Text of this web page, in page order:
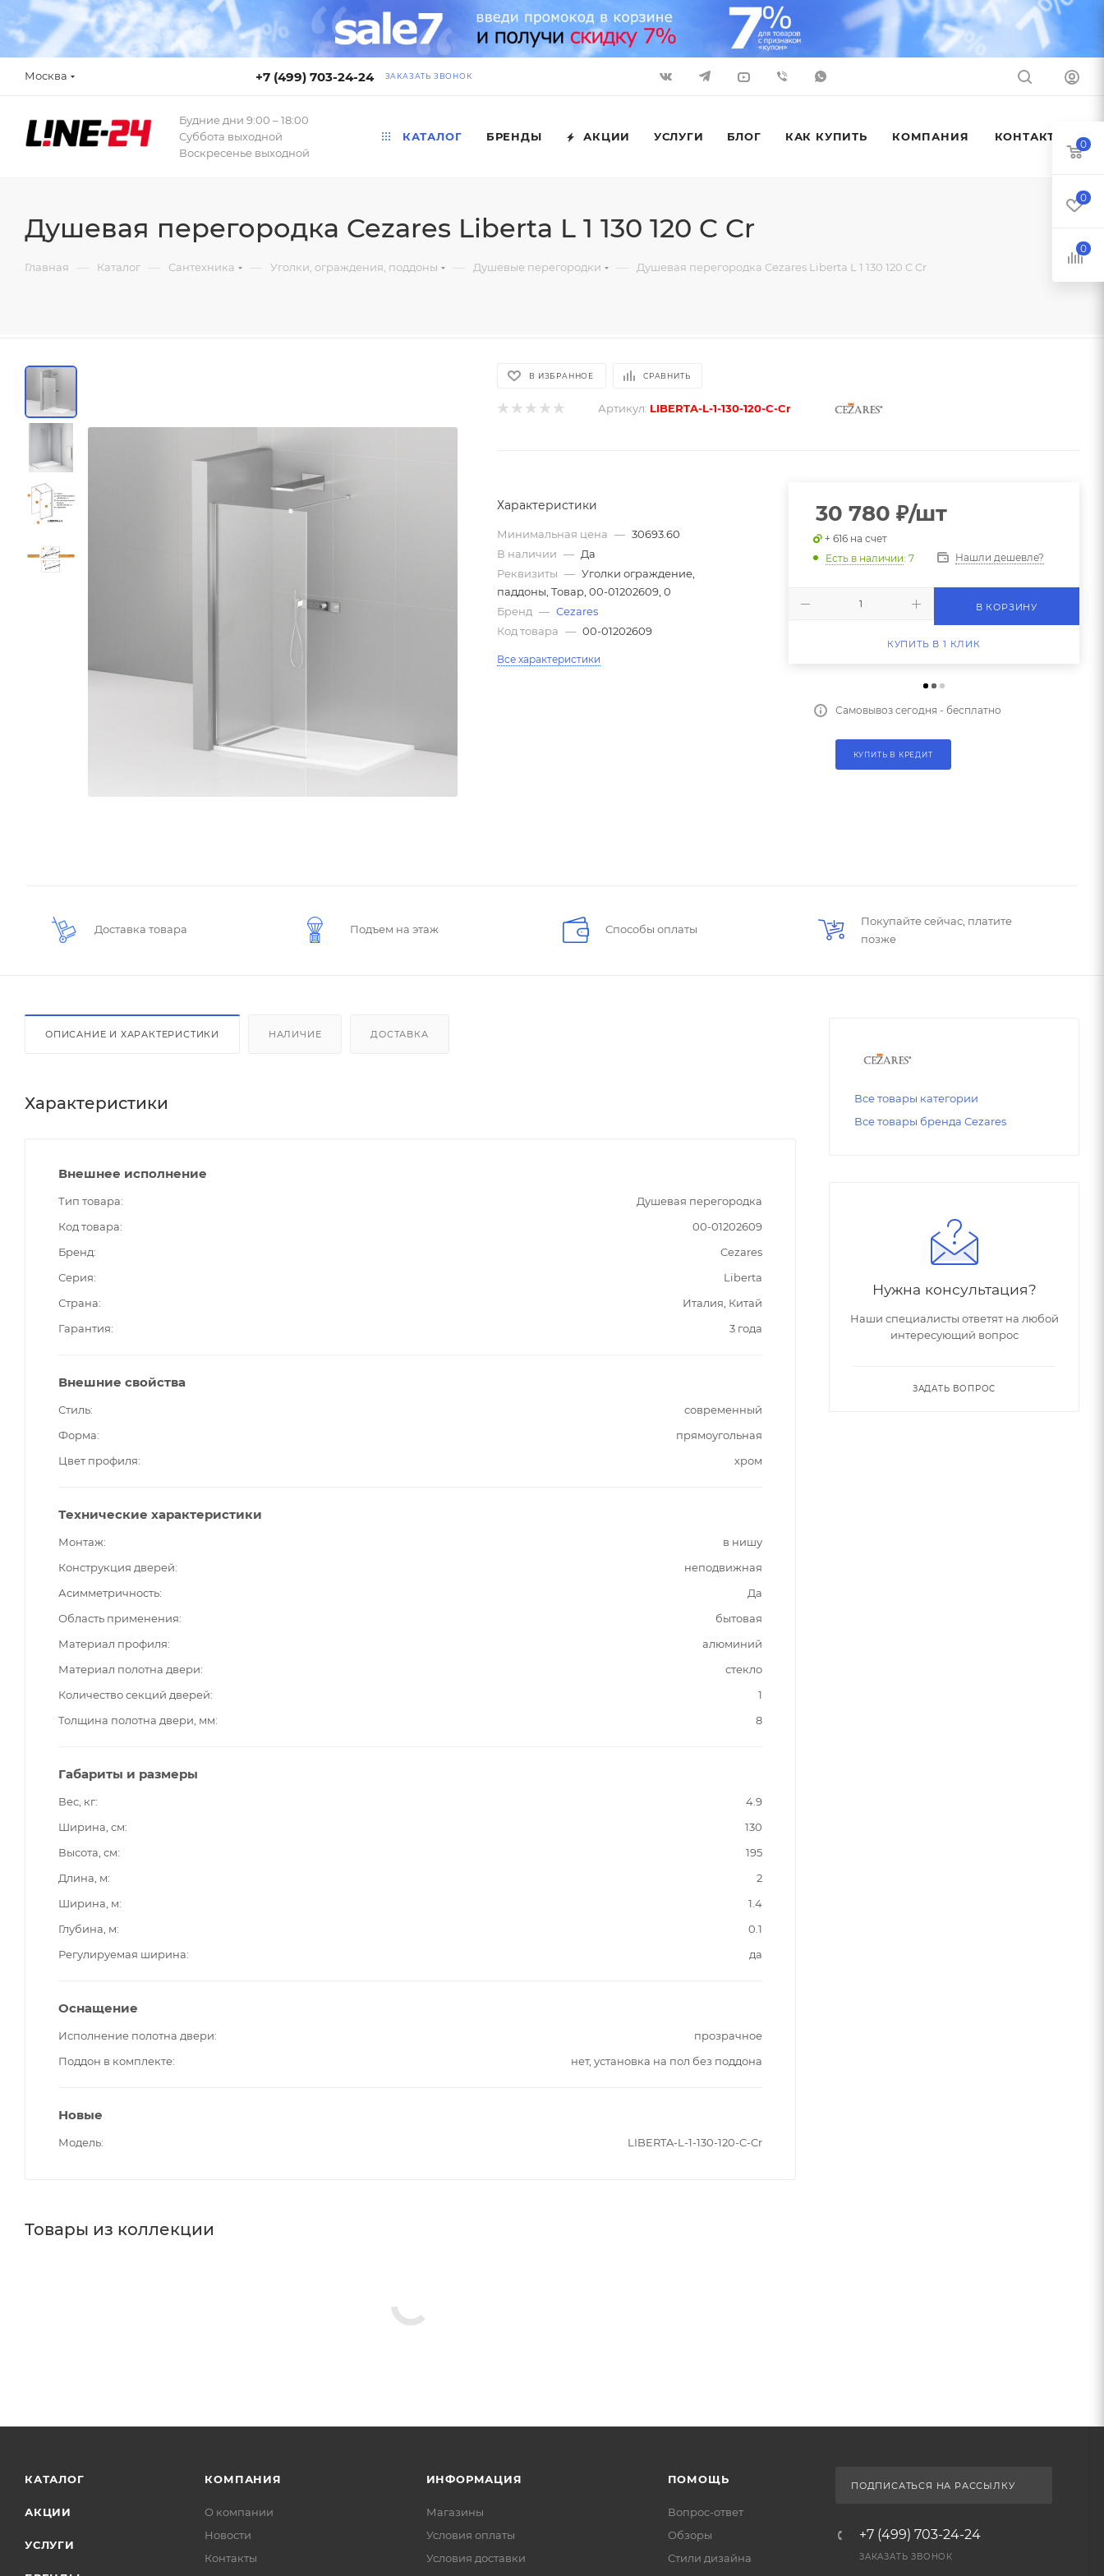
Москва +7 (499) 703-24-24 ЗАКАЗАТЬ ЗВОНОК
Будние дни 9:00 – 18:00
Суббота выходной
Воскресенье выходной
КАТАЛОГ БРЕНДЫ АКЦИИ УСЛУГИ БЛОГ КАК КУПИТЬ КОМПАНИЯ КОНТАКТЫ
Душевая перегородка Cezares Liberta L 1 130 120 C Cr
Главная — Каталог — Сантехника — Уголки, ограждения, поддоны — Душевые перегородки — Душевая перегородка Cezares Liberta L 1 130 120 C Cr
В ИЗБРАННОЕ СРАВНИТЬ
Артикул: LIBERTA-L-1-130-120-C-Cr
Характеристики
Минимальная цена — 30693.60
В наличии — Да
Реквизиты — Уголки ограждение,
паддоны, Товар, 00-01202609, 0
Бренд — Cezares
Код товара — 00-01202609
Все характеристики
30 780 ₽/шт
+ 616 на счет
Есть в наличии: 7 Нашли дешевле?
В КОРЗИНУ
КУПИТЬ В 1 КЛИК
Самовывоз сегодня - бесплатно
КУПИТЬ В КРЕДИТ
Доставка товара Подъем на этаж Способы оплаты
Покупайте сейчас, платите
позже
ОПИСАНИЕ И ХАРАКТЕРИСТИКИ НАЛИЧИЕ ДОСТАВКА
Характеристики
Внешнее исполнение
Тип товара
Душевая перегородка
Код товара
00-01202609
Бренд
Cezares
Серия
Liberta
Страна
Италия, Китай
Гарантия
3 года
Внешние свойства
Стиль
современный
Форма
прямоугольная
Цвет профиля
хром
Технические характеристики
Монтаж
в нишу
Конструкция дверей
неподвижная
Асимметричность
Да
Область применения
бытовая
Материал профиля
алюминий
Материал полотна двери
стекло
Количество секций дверей
1
Толщина полотна двери, мм
8
Габариты и размеры
Вес, кг
4.9
Ширина, см
130
Высота, см
195
Длина, м
2
Ширина, м
1.4
Глубина, м
0.1
Регулируемая ширина
да
Оснащение
Исполнение полотна двери
прозрачное
Поддон в комплекте
нет, установка на пол без поддона
Новые
Модель LIBERTA-L-1-130-120-C-Cr
Товары из коллекции
Все товары категории
Все товары бренда Cezares
Нужна консультация?
Наши специалисты ответят на любой
интересующий вопрос
ЗАДАТЬ ВОПРОС
КАТАЛОГ
АКЦИИ
УСЛУГИ
КОМПАНИЯ
О компании
Новости
Контакты
ИНФОРМАЦИЯ
Магазины
Условия оплаты
Условия доставки
ПОМОЩЬ
Вопрос-ответ
Обзоры
Стили дизайна
ПОДПИСАТЬСЯ НА РАССЫЛКУ
+7 (499) 703-24-24
ЗАКАЗАТЬ ЗВОНОК
0
0
0